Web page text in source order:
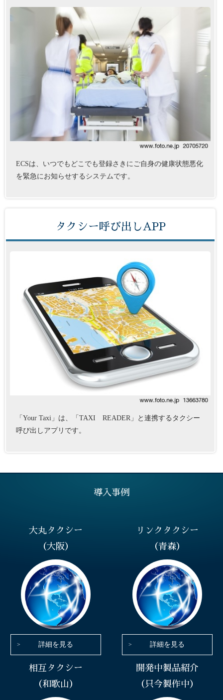
ECSは、いつでもどこでも登録さきにご自身の健康状態悪化
を緊急にお知らせするシステムです。
タクシー呼び出しAPP
「Your Taxi」は、「TAXI READER」と連携するタクシー
呼び出しアプリです。
導入事例
大丸タクシー
（大阪）
詳細を見る
リンクタクシー
（青森）
詳細を見る
相互タクシー
（和歌山）
開発中製品紹介
（只今製作中）